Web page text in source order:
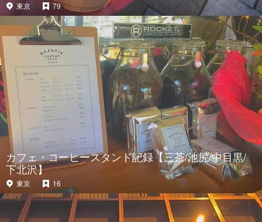
東京 79
カフェ・コーヒースタンド記録【三茶/池尻/中目黒/
下北沢】
東京 16